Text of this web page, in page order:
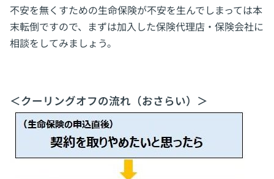
不安を無くすための生命保険が不安を生んでしまっては本
末転倒ですので、まずは加入した保険代理店・保険会社に
相談をしてみましょう。
＜クーリングオフの流れ（おさらい）＞